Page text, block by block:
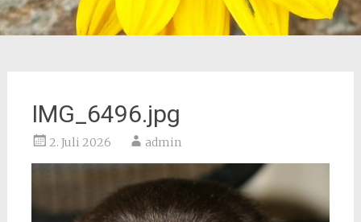
IMG_6496.jpg
2. Juli 2026 admin